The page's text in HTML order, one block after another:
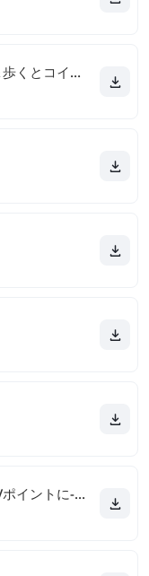
auウェルネス-ヘルスケア＆歩くとコイン(ポイント)がたまる
Vヘルスナビ-歩いて歩数をVポイントに-歩く移動・歩くポイ活